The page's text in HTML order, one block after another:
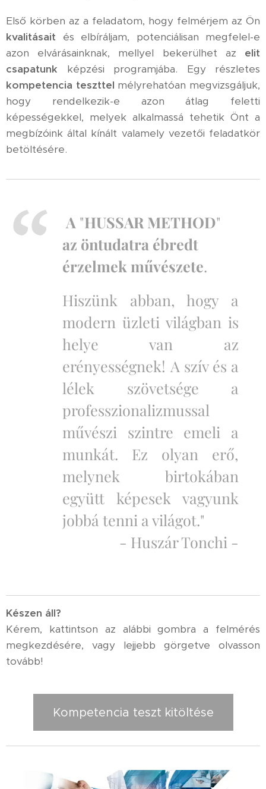
Első körben az a feladatom, hogy felmérjem az Ön
kvalitásait és elbíráljam, potenciálisan megfelel-e
azon elvárásainknak, mellyel bekerülhet az elit
csapatunk képzési programjába. Egy részletes
kompetencia teszttel mélyrehatóan megvizsgáljuk,
hogy rendelkezik-e azon átlag feletti
képességekkel, melyek alkalmassá tehetik Önt a
megbízóink által kínált valamely vezetői feladatkör
betöltésére.
A "HUSSAR METHOD"
az öntudatra ébredt
érzelmek művészete.
Hiszünk abban, hogy a
modern üzleti világban is
helye van az
erényességnek! A szív és a
lélek szövetsége a
professzionalizmussal
művészi szintre emeli a
munkát. Ez olyan erő,
melynek birtokában
együtt képesek vagyunk
jobbá tenni a világot."
- Huszár Tonchi -
Készen áll?
Kérem, kattintson az alábbi gombra a felmérés
megkezdésére, vagy lejjebb görgetve olvasson
tovább!
Kompetencia teszt kitöltése